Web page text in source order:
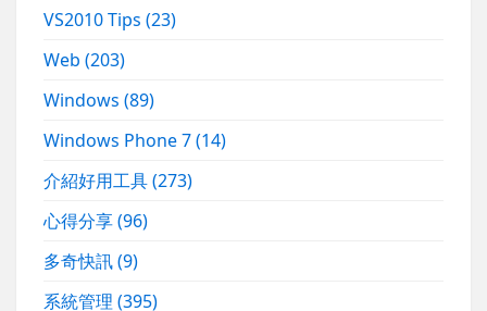
VS2010 Tips(23)
Web(203)
Windows(89)
Windows Phone 7(14)
介紹好用工具(273)
心得分享(96)
多奇快訊(9)
系統管理(395)